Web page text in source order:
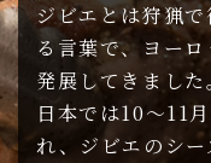
ジビエとは狩猟
る言葉で、 ヨー
発展してきました
日本では10～11
れ、 ジビエのシー